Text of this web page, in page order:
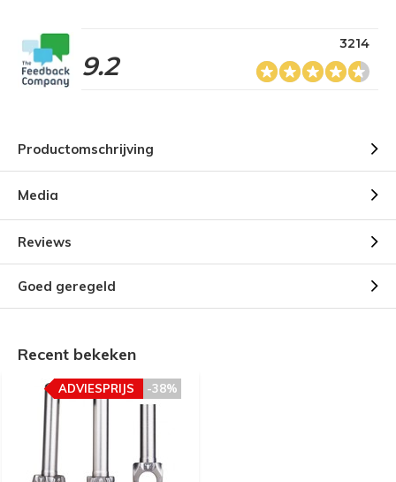
9.2
3214
Productomschrijving
Media
Reviews
Goed geregeld
Recent bekeken
-38%
ADVIESPRIJS